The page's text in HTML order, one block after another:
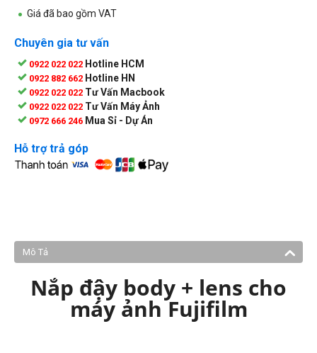
Giá đã bao gồm VAT
Chuyên gia tư vấn
0922 022 022 Hotline HCM
0922 882 662 Hotline HN
0922 022 022 Tư Vấn Macbook
0922 022 022 Tư Vấn Máy Ảnh
0972 666 246 Mua Sỉ - Dự Án
Hỗ trợ trả góp
Mô Tả
Nắp đậy body + lens cho
máy ảnh Fujifilm